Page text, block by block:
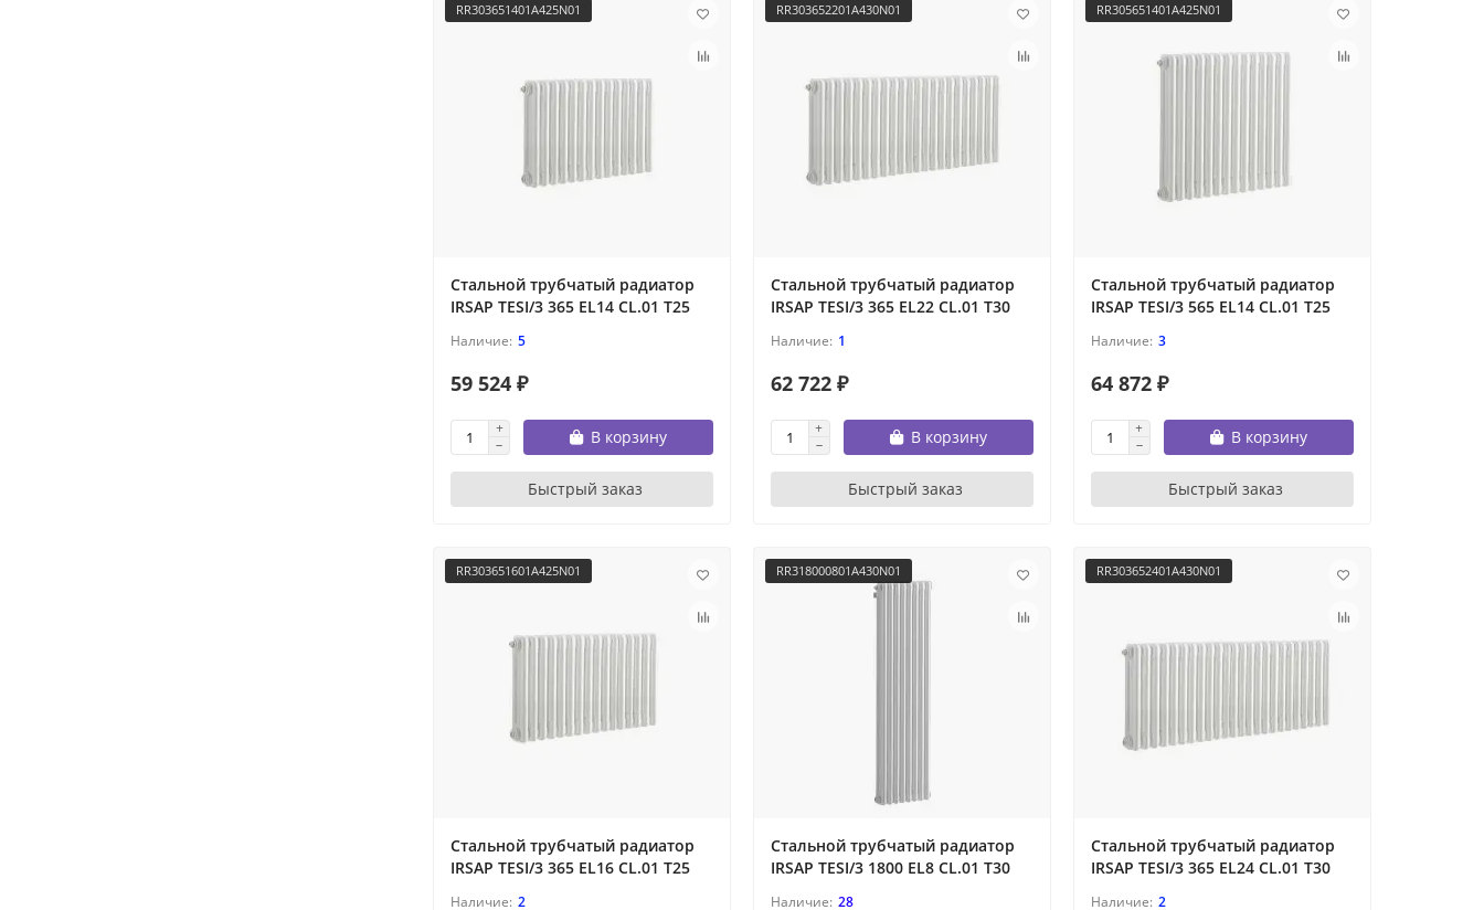
RR303651401A425N01
Стальной трубчатый радиатор
IRSAP TESI/3 365 EL14 CL.01 T25
5
59 524 ₽
В корзину
Быстрый заказ
RR303652201A430N01
Стальной трубчатый радиатор
IRSAP TESI/3 365 EL22 CL.01 T30
1
62 722 ₽
В корзину
Быстрый заказ
RR305651401A425N01
Стальной трубчатый радиатор
IRSAP TESI/3 565 EL14 CL.01 T25
3
64 872 ₽
В корзину
Быстрый заказ
RR303651601A425N01
Стальной трубчатый радиатор
IRSAP TESI/3 365 EL16 CL.01 T25
2
RR318000801A430N01
Стальной трубчатый радиатор
IRSAP TESI/3 1800 EL8 CL.01 T30
28
RR303652401A430N01
Стальной трубчатый радиатор
IRSAP TESI/3 365 EL24 CL.01 T30
2